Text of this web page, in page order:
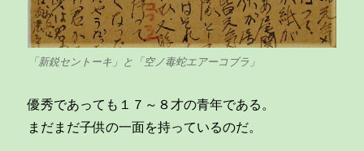
「新鋭セントーキ」と「空ノ毒蛇エアーコブラ」
優秀であっても１７～８才の青年である。
まだまだ子供の一面を持っているのだ。